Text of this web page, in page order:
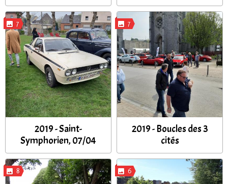
7
2019 - Saint-
Symphorien, 07/04
7
2019 - Boucles des 3
cités
8 6